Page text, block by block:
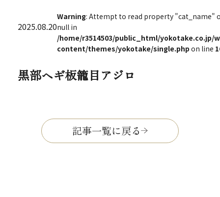
2025.08.20
Warning: Attempt to read property "cat_name"
null in
/home/r3514503/public_html/yokotake.co.jp/
content/themes/yokotake/single.php on line
黒部ヘギ板籠目アジロ
記事一覧に戻る